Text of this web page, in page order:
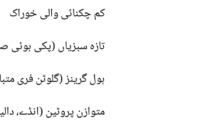
کم چکنائی والی خوراک
تازہ سبزیاں (پکی ہوئی
ہول گرینز (گلوٹن فری
متوازن پروٹین (انڈے،